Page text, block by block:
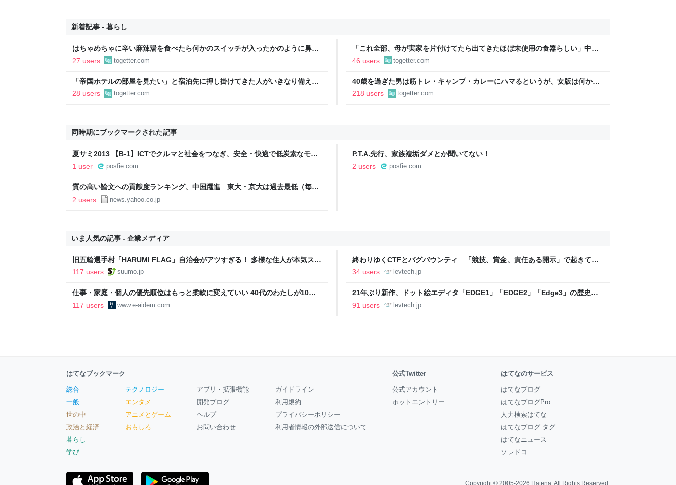
新着記事 - 暮らし
はちゃめちゃに辛い麻辣湯を食べたら何かのスイッチが入ったかのように鼻水
が止まらなくなり、さっきまで痛かった慢性副鼻腔炎の顔面痛が一気に解消し
27 users togetter.com
「これ全部、母が実家を片付けてたら出てきたほぼ未使用の食器らしい」中古
屋はどこもタダでも引取りNGだった…どうすれば？→どうやら歴史的背景があ
46 users togetter.com
「帝国ホテルの部屋を見たい」と宿泊先に押し掛けてきた人がいきなり備え付
けのチョコを食べだしたのでとがめたら、その後各方面に呪詛を吐かれまくっ
28 users togetter.com
40歳を過ぎた男は筋トレ・キャンプ・カレーにハマるというが、女版は何か？
挙げられた例にドキッとする「当てはまって笑った」
218 users togetter.com
同時期にブックマークされた記事
夏サミ2013 【B-1】ICTでクルマと社会をつなぎ、安全・快適で低炭素なモビ
リティ社会の実現に向けたHondaの挑戦 #natsumiB1
1 user posfie.com
P.T.A.先行、家族複垢ダメとか聞いてない！
2 users
posfie.com
質の高い論文への貢献度ランキング、中国躍進 東大・京大は過去最低（毎日
新聞） - Yahoo!ニュース
2 users news.yahoo.co.jp
いま人気の記事 - 企業メディア
旧五輪選手村「HARUMI FLAG」自治会がアツすぎる！ 多様な住人が本気スキ
ルで挑む、盆踊り2万人集客や交通改善など“街の価値向上”戦略 東京・中央
117 users suumo.jp
終わりゆくCTFとバグバウンティ 「競技、賞金、責任ある開示」で起きてい
ること【フォーカス】 - レバテックLAB
34 users levtech.jp
仕事・家庭・個人の優先順位はもっと柔軟に変えていい 40代のわたしが10年
後の自分に伝えたいこと - りっすん by イーアイデム
117 users www.e-aidem.com
21年ぶり新作、ドット絵エディタ「EDGE1」「EDGE2」「Edge3」の歴史に
ついて作者に聞く【フォーカス】 - レバテックLAB
91 users levtech.jp
はてなブックマーク
総合
一般
世の中
政治と経済
暮らし
学び
テクノロジー
エンタメ
アニメとゲーム
おもしろ
アプリ・拡張機能
開発ブログ
ヘルプ
お問い合わせ
ガイドライン
利用規約
プライバシーポリシー
利用者情報の外部送信について
公式Twitter
公式アカウント
ホットエントリー
はてなのサービス
はてなブログ
はてなブログPro
人力検索はてな
はてなブログ タグ
はてなニュース
ソレドコ
Copyright © 2005-2026 Hatena . All Rights Reserved.